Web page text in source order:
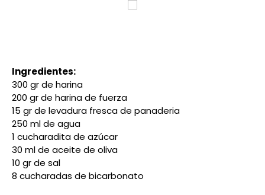
Ingredientes:
300 gr de harina
200 gr de harina de fuerza
15 gr de levadura fresca de panaderia
250 ml de agua
1 cucharadita de azúcar
30 ml de aceite de oliva
10 gr de sal
8 cucharadas de bicarbonato